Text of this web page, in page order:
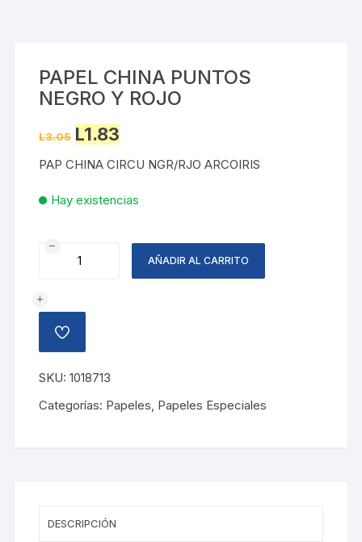
PAPEL CHINA PUNTOS
NEGRO Y ROJO
L3.05 Original
price
L3.05.
L1.83price
L1.83.
PAP CHINA CIRCU NGR/RJO ARCOIRIS
Hay existencias
PAPEL
NEGRO
ROJO
AÑADIR AL CARRITO
AÑADIR
A
LISTA
DE
DESEOS
SKU:1018713
Categorías: Papeles Papeles Especiales
DESCRIPCIÓN